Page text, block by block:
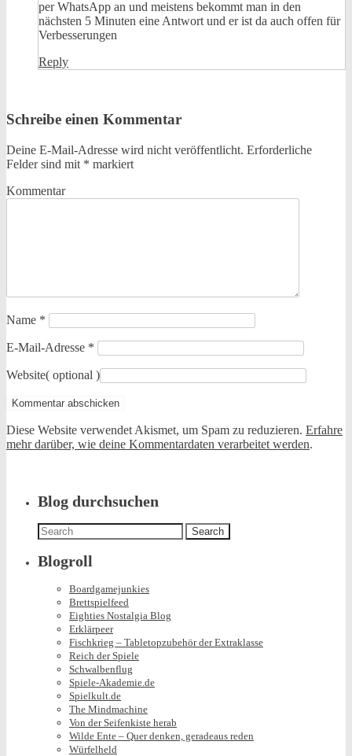
per WhatsApp an und meistens bekommt man in den
nächsten 5 Minuten eine Antwort und er ist da auch offen für
Verbesserungen
Reply
Schreibe einen Kommentar
Deine E-Mail-Adresse wird nicht veröffentlicht. Erforderliche
Felder sind mit * markiert
Kommentar
Name *
E-Mail-Adresse *
Website( optional )
Diese Website verwendet Akismet, um Spam zu reduzieren. Erfahre
mehr darüber, wie deine Kommentardaten verarbeitet werden.
Blog durchsuchen
Search
for:
Blogroll
Boardgamejunkies
Brettspielfeed
Eighties Nostalgia Blog
Erklärpeer
Fischkrieg – Tabletopzubehör der Extraklasse
Reich der Spiele
Schwalbenflug
Spiele-Akademie.de
Spielkult.de
The Mindmachine
Von der Seifenkiste herab
Wilde Ente – Quer denken, geradeaus reden
Würfelheld